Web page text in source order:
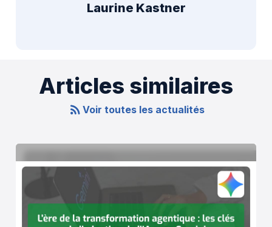
Laurine Kastner
Articles similaires
Voir toutes les actualités